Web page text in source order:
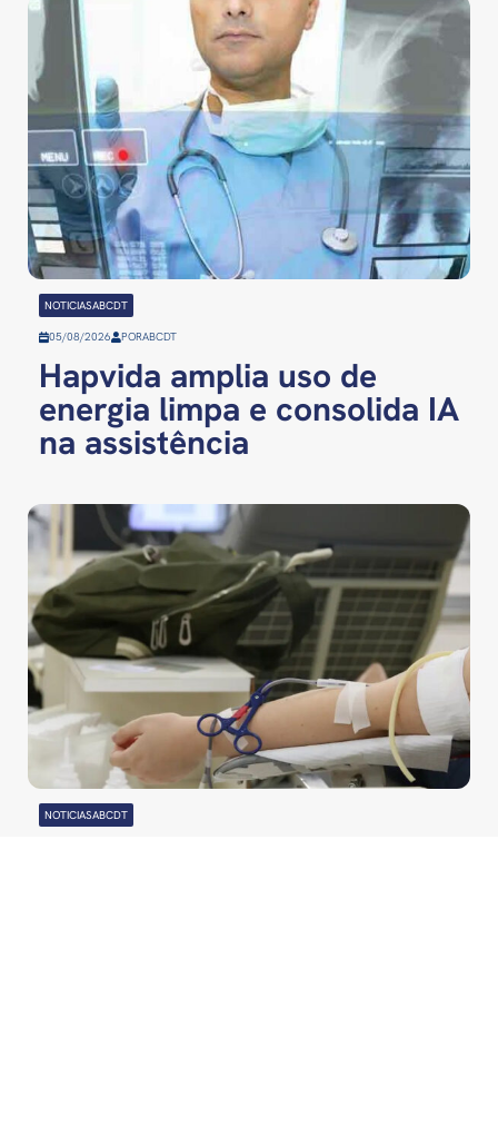
NOTICIASABCDT
05/08/2026 PORABCDT
Hapvida amplia uso de
energia limpa e consolida IA
na assistência
NOTICIASABCDT